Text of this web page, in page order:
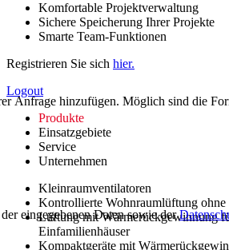
Komfortable Projektverwaltung
Sichere Speicherung Ihrer Projekte
Smarte Team-Funktionen
Registrieren Sie sich hier.
Logout
Produkte
Einsatzgebiete
Service
Unternehmen
Kleinraumventilatoren
Kontrollierte Wohnraumlüftung
Lüftung mit Wärmerückgewinnung
Einfamilienhäuser
Kompaktgeräte mit
Anfrage hinzufügen. Möglich sind die
eingegebenen Daten sowie der